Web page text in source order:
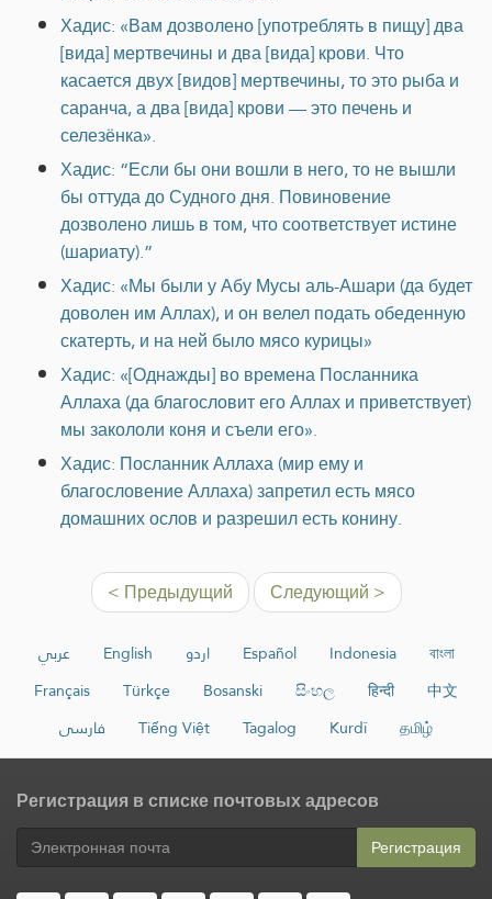
Хадис: «Вам дозволено [употреблять в пищу] два
[вида] мертвечины и два [вида] крови. Что
касается двух [видов] мертвечины, то это рыба и
саранча, а два [вида] крови — это печень и
селезёнка».
Хадис: “Если бы они вошли в него, то не вышли
бы оттуда до Судного дня. Повиновение
дозволено лишь в том, что соответствует истине
(шариату).”
Хадис: «Мы были у Абу Мусы аль-Ашари (да будет
доволен им Аллах), и он велел подать обеденную
скатерть, и на ней было мясо курицы»
Хадис: «[Однажды] во времена Посланника
Аллаха (да благословит его Аллах и приветствует)
мы закололи коня и съели его».
Хадис: Посланник Аллаха (мир ему и
благословение Аллаха) запретил есть мясо
домашних ослов и разрешил есть конину.
< Предыдущий Следующий >
عربي English اردو Español Indonesia
বাংলা
Français
Türkçe Bosanski සිංහල हिन्दी
中文
فارسی
Tiếng Việt Tagalog Kurdî தமிழ்
Регистрация в списке почтовых адресов
Регистрация